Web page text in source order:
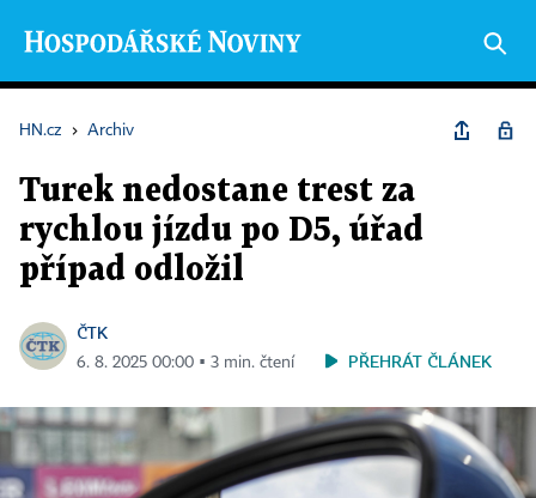
HN.cz › Archiv
Turek nedostane trest za
rychlou jízdu po D5, úřad
případ odložil
ČTK
6. 8. 2025 00:00 ▪ 3 min. čtení PŘEHRÁT ČLÁNEK